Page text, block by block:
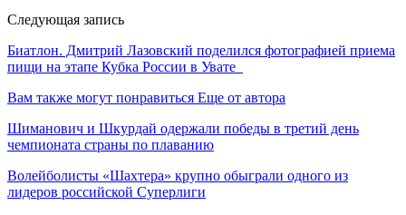
Следующая запись
Биатлон. Дмитрий Лазовский поделился фотографией приема
пищи на этапе Кубка России в Увате
Вам также могут понравиться Еще от автора
Шиманович и Шкурдай одержали победы в третий день
чемпионата страны по плаванию
Волейболисты «Шахтера» крупно обыграли одного из
лидеров российской Суперлиги